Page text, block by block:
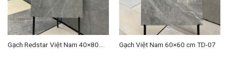
Gạch Redstar Việt Nam 40×80
Gạch Việt Nam 60×60 cm TD-07